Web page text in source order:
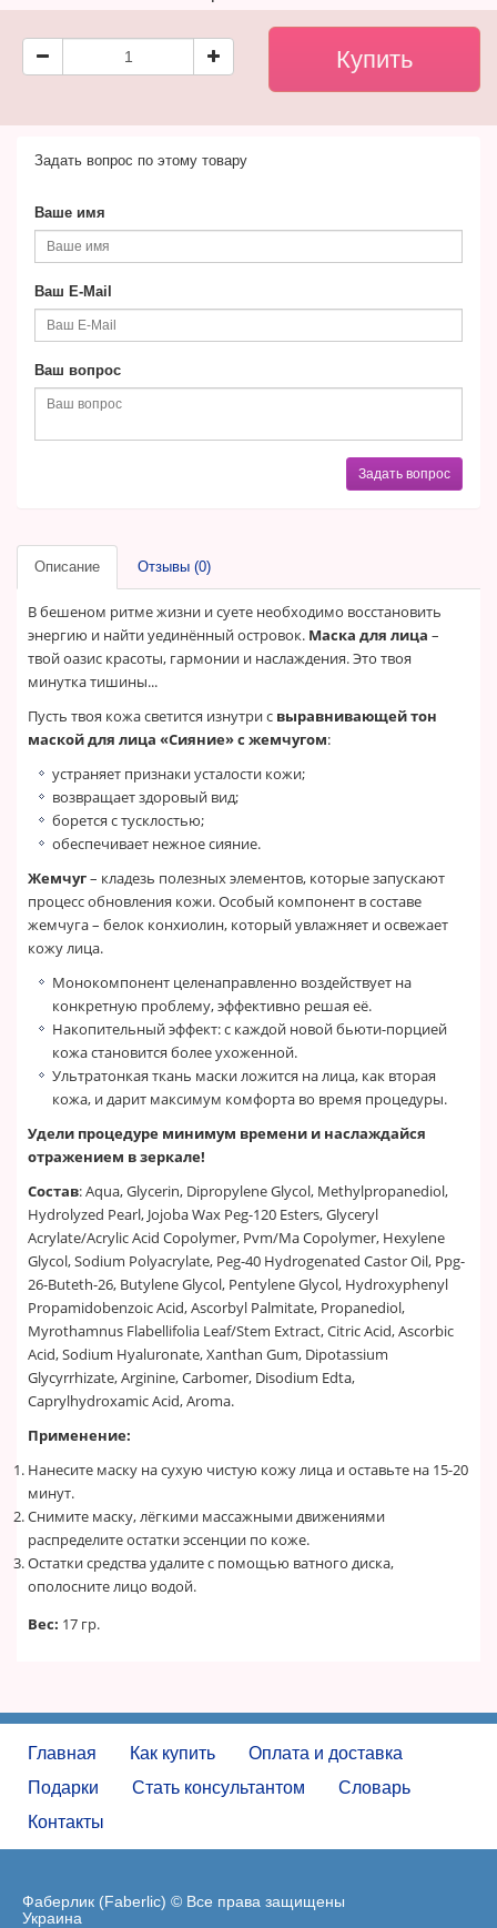
Задать вопрос по этому товару
Ваше имя
Ваш E-Mail
Ваш вопрос
Задать вопрос
Описание Отзывы (0)
В бешеном ритме жизни и суете необходимо восстановить
энергию и найти уединённый островок. Маска для лица –
твой оазис красоты, гармонии и наслаждения. Это твоя
минутка тишины...
Пусть твоя кожа светится изнутри с выравнивающей тон
маской для лица «Сияние» с жемчугом:
устраняет признаки усталости кожи;
возвращает здоровый вид;
борется с тусклостью;
обеспечивает нежное сияние.
Жемчуг– кладезь полезных элементов, которые запускают
процесс обновления кожи. Особый компонент в составе
жемчуга – белок конхиолин, который увлажняет и освежает
кожу лица.
Монокомпонент целенаправленно воздействует на
конкретную проблему, эффективно решая её.
Накопительный эффект: с каждой новой бьюти-порцией
кожа становится более ухоженной.
Ультратонкая ткань маски ложится на лица, как вторая
кожа, и дарит максимум комфорта во время процедуры.
Удели процедуре минимум времени и наслаждайся
отражением в зеркале!
Состав: Aqua, Glycerin, Dipropylene Glycol, Methylpropanediol,
Hydrolyzed Pearl, Jojoba Wax Peg-120 Esters, Glyceryl
Acrylate/Acrylic Acid Copolymer, Pvm/Ma Copolymer, Hexylene
Glycol, Sodium Polyacrylate, Peg-40 Hydrogenated Castor Oil, Ppg-
26-Buteth-26, Butylene Glycol, Pentylene Glycol, Hydroxyphenyl
Propamidobenzoic Acid, Ascorbyl Palmitate, Propanediol,
Myrothamnus Flabellifolia Leaf/Stem Extract, Citric Acid, Ascorbic
Acid, Sodium Hyaluronate, Xanthan Gum, Dipotassium
Glycyrrhizate, Arginine, Carbomer, Disodium Edta,
Caprylhydroxamic Acid, Aroma.
Применение:
Нанесите маску на сухую чистую кожу лица и оставьте на 15-20
минут.
Снимите маску, лёгкими массажными движениями
распределите остатки эссенции по коже.
Остатки средства удалите с помощью ватного диска,
ополосните лицо водой.
Вес: 17 гр.
Главная Как купить
Оплата и доставка
Подарки
Стать консультантом
Словарь
Контакты
Фаберлик (Faberlic) © Все права защищены
Украина